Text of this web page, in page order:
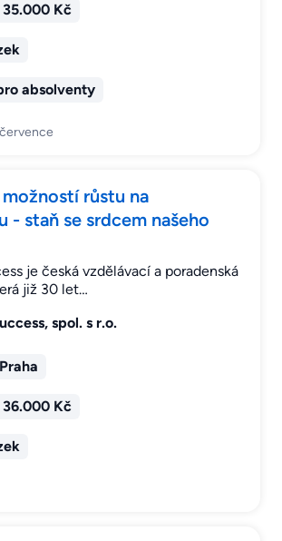
Kč
absolventy
růstu na
- staň se srdcem našeho
je česká vzdělávací a poradenská
již 30 let…
spol. s r.o.
Kč